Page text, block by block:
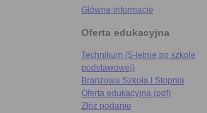
Główne informacje
Oferta edukacyjna
Technikum (5-letnie po szkole
podstawowej)
Branżowa Szkoła I Stopnia
Oferta edukacyjna (pdf)
Złóż podanie